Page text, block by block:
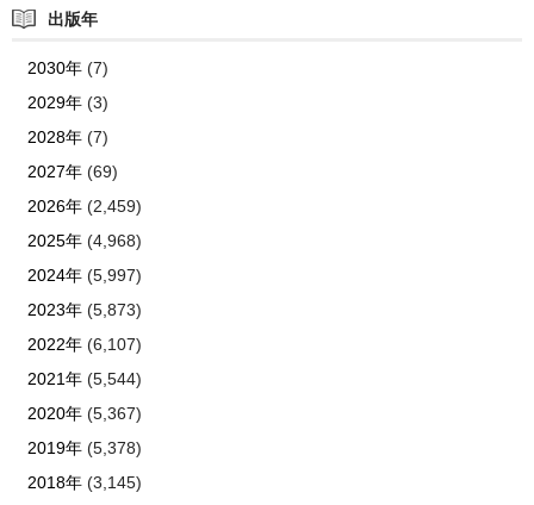
出版年
2030年(7)
2029年(3)
2028年(7)
2027年(69)
2026年(2,459)
2025年(4,968)
2024年(5,997)
2023年(5,873)
2022年(6,107)
2021年(5,544)
2020年(5,367)
2019年(5,378)
2018年(3,145)